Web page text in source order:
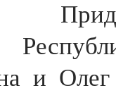
и